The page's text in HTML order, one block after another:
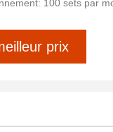
100 sets par
prix